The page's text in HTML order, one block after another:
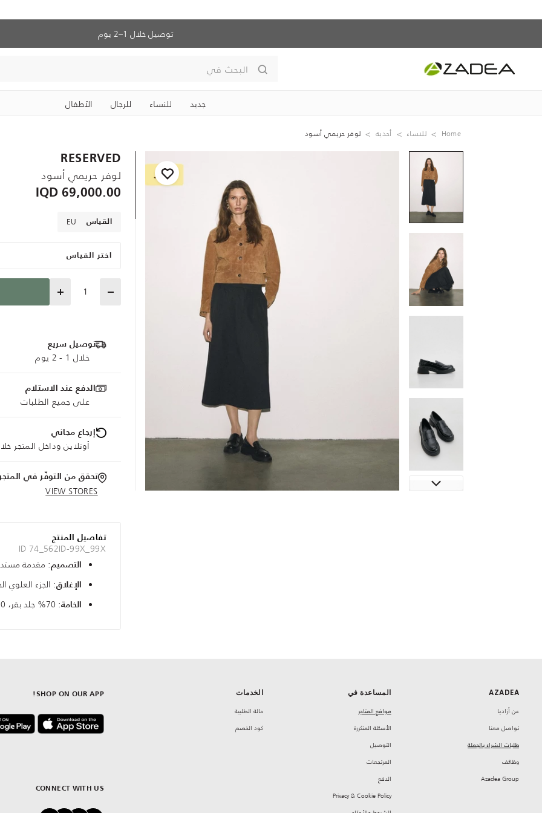
توصيل خلال 1–2 يوم
البحث في
جديد للنساء للرجال الأطفال
Home للنساء أحذية لوفر حريمي أسود
RESERVED
لوفر حريمي أسود
69,000.00 IQD
القياس EU
اختر القياس
Quantity
توصيل سريع
خلال 1 - 2 يوم
الدفع عند الاستلام
على جميع الطلبات
إرجاع مجاني
أونلاين وداخل المتجر خلال 30
تحقق من التوفّر في المتجر
VIEW STORES
تفاصيل المنتج
ID 74_562ID-99X_99X
التصميم: مقدمة
الإغلاق: الجزء العلوي
الخامة: 70% جلد بقر، 30% بولي يوريثان
AZADEA
‏عن أزاديا
تواصل معنا
طلبات الشراء بالجملة
‏وظائف
Azadea Group
المساعدة في
مواقع المتاجر
‏الأسئلة المتكررة
‏التوصيل
‏المرتجعات
‏الدفع
Privacy & Cookie Policy
الخدمات
حالة الطلبية
كود الخصم
CONNECT WITH US
SHOP ON OUR APP!